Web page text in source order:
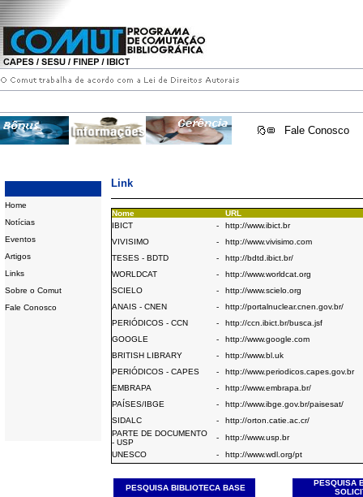
Fale Conosco
Home
Notícias
Eventos
Artigos
Links
Sobre o Comut
Fale Conosco
Link
Nome
URL
IBICT
-
http://www.ibict.br
VIVISIMO
-
http://www.vivisimo.com
TESES - BDTD
-
http://bdtd.ibict.br/
WORLDCAT
-
http://www.worldcat.org
SCIELO
-
http://www.scielo.org
ANAIS - CNEN
-
http://portalnuclear.cnen.gov.br/
PERIÓDICOS - CCN
-
http://ccn.ibict.br/busca.jsf
GOOGLE
-
http://www.google.com
BRITISH LIBRARY
-
http://www.bl.uk
PERIÓDICOS - CAPES
-
http://www.periodicos.capes.gov.br
EMBRAPA
-
http://www.embrapa.br/
PAÍSES/IBGE
-
http://www.ibge.gov.br/paisesat/
SIDALC
-
http://orton.catie.ac.cr/
PARTE DE DOCUMENTO
- USP
-
http://www.usp.br
UNESCO
- http://www.wdl.org/pt
PESQUISA BIBLIOTECA BASE
PESQUISA